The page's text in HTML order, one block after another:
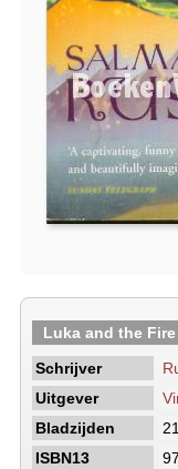
Luka and the
Schrijver
Uitgever
Bladzijden
ISBN13